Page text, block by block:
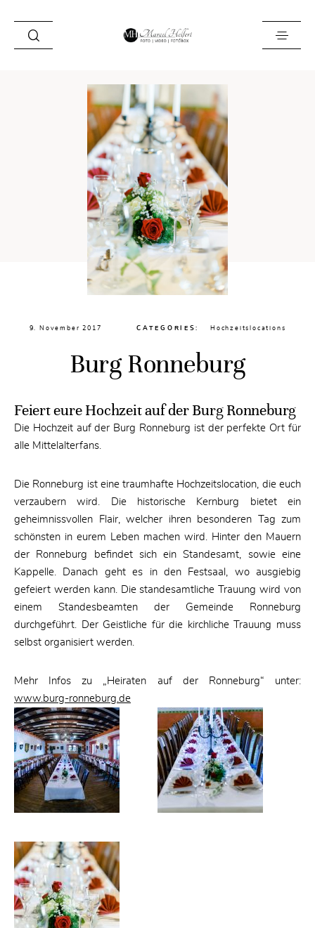
Fotobox
Locations
9. November 2017 CATEGORIES: Hochzeitslocations
Burg Ronneburg
Feiert eure Hochzeit auf der Burg Ronneburg
Die Hochzeit auf der Burg Ronneburg ist der perfekte Ort für
alle Mittelalterfans.
Die Ronneburg ist eine traumhafte Hochzeitslocation, die euch
verzaubern wird. Die historische Kernburg bietet ein
geheimnissvollen Flair, welcher ihren besonderen Tag zum
schönsten in eurem Leben machen wird. Hinter den Mauern
der Ronneburg befindet sich ein Standesamt, sowie eine
Kappelle. Danach geht es in den Festsaal, wo ausgiebig
gefeiert werden kann. Die standesamtliche Trauung wird von
einem Standesbeamten der Gemeinde Ronneburg
durchgeführt. Der Geistliche für die kirchliche Trauung muss
selbst organisiert werden.
Mehr Infos zu „Heiraten auf der Ronneburg“ unter:
www.burg-ronneburg.de